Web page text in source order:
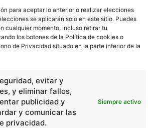
para aceptar lo anterior o realizar elecciones
se aplicarán solo en este sitio. Puedes
cualquier momento, incluso retirar tu
los botones de la Política de cookies o
de Privacidad situado en la parte inferior de la
evitar y
y eliminar fallos,
publicidad y
y comunicar las
privacidad.
Siempre activo